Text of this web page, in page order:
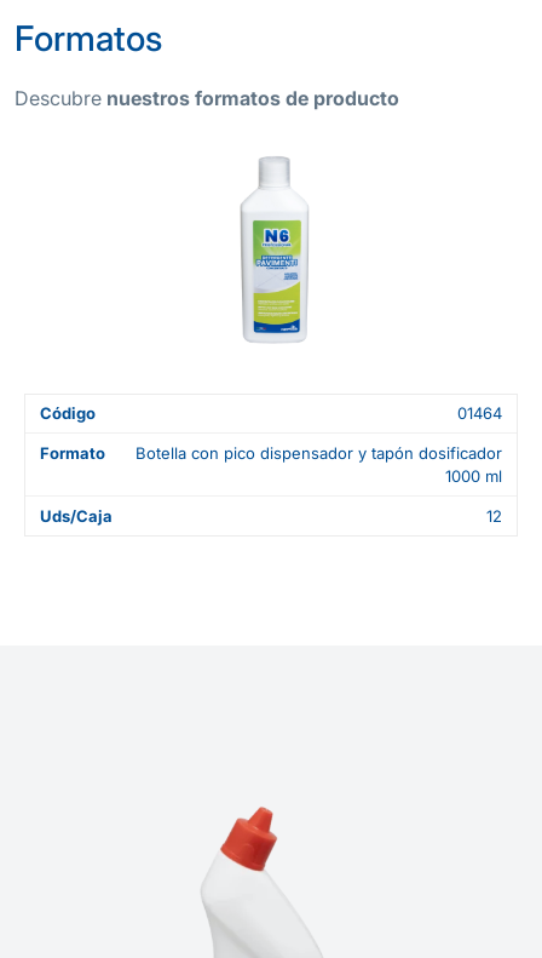
Formatos
Descubre nuestros formatos de producto
Código 01464
Formato
Botella con pico dispensador y tapón dosificador
1000 ml
Uds/Caja 12